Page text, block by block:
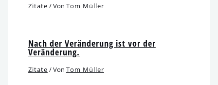
Zitate / Von Tom Müller
Nach der Veränderung ist vor der
Veränderung.
Zitate / Von Tom Müller